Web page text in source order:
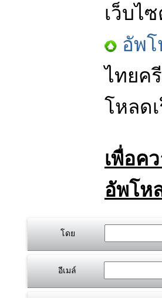
เว็บไ
อัพ
ไทยค
โหลด
เพื่อค
อัพโห
โดย
อีเมล์